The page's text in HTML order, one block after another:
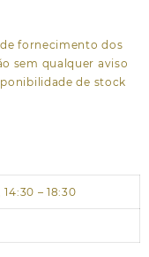
fornecimento dos
sem qualquer aviso
de stock
– 18:30